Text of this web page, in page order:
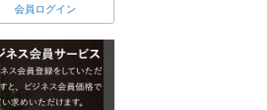
会員ログイン